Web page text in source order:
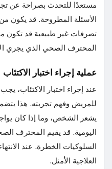
مستعدًا للتحدث بصراحة عن
الأسئلة المطروحة. قد يكون
تصرفات غير طبيعية قد تكون
المحترف الصحي الذي يجري
عملية إجراء اختبار الاكتئاب
عند إجراء اختبار الاكتئاب،
للمريض وفهم تجربته. هذا
يشعر الشخص، وما إذا كان
اليومية. قد يقيم المحترف
السلوكيات الخطرة. عند
العلاجية الأمثل.